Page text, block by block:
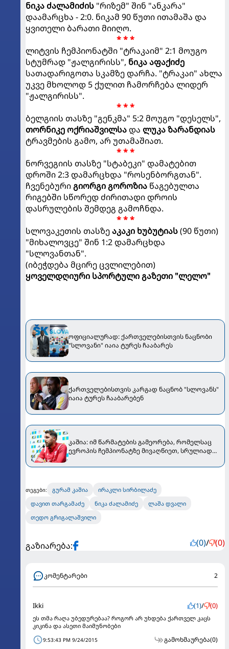
ნიკა ძალამიძის "რიზემ" შინ "ანკარა"
დაამარცხა - 2:0. ნიკამ 90 წუთი ითამაშა და
ყვითელი ბარათი მიიღო.
* * *
ლიტვის ჩემპიონატში "ტრაკაიმ" 2:1 მოუგო
სტუმრად "ჟალგირისს", ნიკა აფაქიძე
სათადარიგოთა სკამზე დარჩა. "ტრაკაი" ახლა
უკვე მხოლოდ 5 ქულით ჩამორჩება ლიდერ
"ჟალგირისს".
* * *
ბელგიის თასზე "გენკმა" 5:2 მოუგო "დესელს",
თორნიკე ოქრიაშვილსადა ლუკა ზარანდიას
ტრავმების გამო, არ უთამაშიათ.
* * *
ნორვეგიის თასზე "სტაბეკი" დამატებით
დროში 2:3 დამარცხდა "როსენბორგთან".
ჩვენებურიგიორგი გოროზია წაგებულთა
რიგებში სწორედ ძირითადი დროის
დასრულების შემდეგ გამოჩნდა.
* * *
სლოვაკეთის თასზეაკაკი ხუბუტიას(90 წუთი)
"მიხალოვცე" შინ 1:2 დამარცხდა
"სლოვანთან".
(იბეჭდება მცირე ცვლილებით)
ყოველდღიური სპორტული გაზეთი "ლელო"
ოფიციალურად: ქართველებისთვის ნაცნობი
"სლოვანი" იაია ტურეს ჩააბარეს
ქართველებისთვის კარგად ნაცნობ "სლოვანს"
იაია ტურეს ჩააბარებენ
კაშია: იმ წარმატების გამეორება, რომელსაც
ევროპის ჩემპიონატზე მივაღწიეთ, სრულიად
თეგები: გურამ კაშია
ირაკლი სირბილაძე
დავით თარგამაძე
ნიკა ძალამიძე
ლაშა დვალი
თედო გრიგალაშვილი
გაზიარება: (0)/ (0)
კომენტარები 2
Ikki (1)/ (0)
ეს თმა რაღა უბედურებაა? როგორ არ უხდება ქართველ კაცს
კიკინა და ასეთი მაიმუნობები
9:53:43 PM 9/24/2015 გამოხმაურება(0)